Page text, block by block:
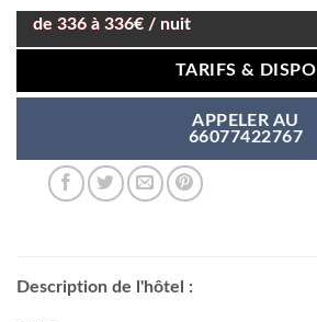
de 336 à 336€ / nuit
TARIFS & DISPO
APPELER AU
66077422767
Description de l'hôtel :